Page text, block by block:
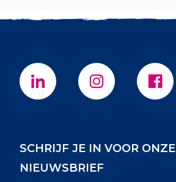
SCHRIJF JE IN VOOR ONZE
NIEUWSBRIEF